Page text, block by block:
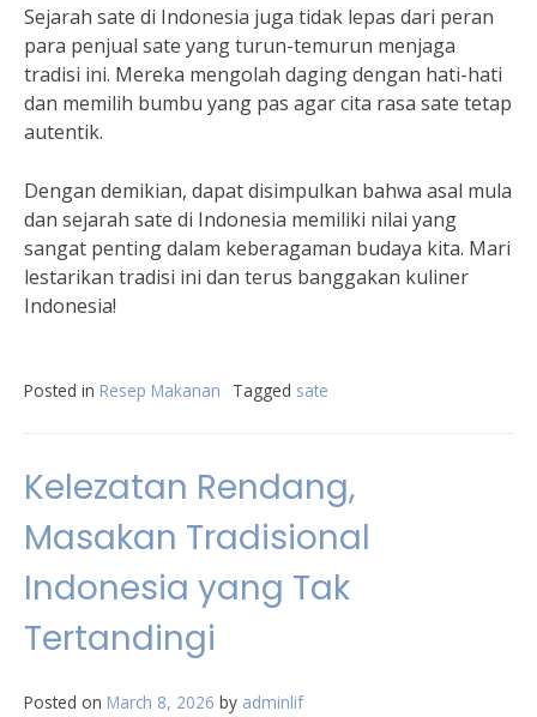
Sejarah sate di Indonesia juga tidak lepas dari peran
para penjual sate yang turun-temurun menjaga
tradisi ini. Mereka mengolah daging dengan hati-hati
dan memilih bumbu yang pas agar cita rasa sate tetap
autentik.
Dengan demikian, dapat disimpulkan bahwa asal mula
dan sejarah sate di Indonesia memiliki nilai yang
sangat penting dalam keberagaman budaya kita. Mari
lestarikan tradisi ini dan terus banggakan kuliner
Indonesia!
Posted in Resep Makanan Tagged sate
Kelezatan Rendang,
Masakan Tradisional
Indonesia yang Tak
Tertandingi
Posted on March 8, 2026 by adminlif